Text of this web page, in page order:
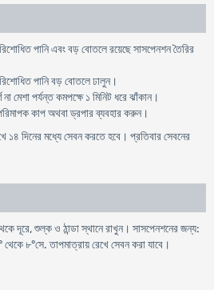
পানি এবং বড় বোতলে রয়েছে সাসপেনশন তৈরির
পানি বড় বোতলে ঢালুন।
মেশা পর্যন্ত কমপক্ষে ১ মিনিট ধরে ঝাঁকান।
কাপ অথবা ড্রপার ব্যবহার করুন।
১৪ দিনের মধ্যে সেবন করতে হবে। প্রতিবার সেবনের
দূরে, শুল্ক ও ঠান্ডা স্থানে রাখুন। সাসপেনশনের জন্য:
৮°সে. তাপমাত্রায় রেখে সেবন করা যাবে।